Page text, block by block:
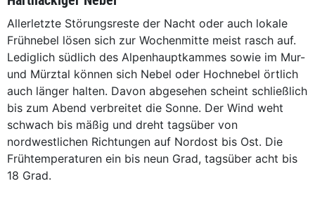
Allerletzte Störungsreste der Nacht oder auch lokale
Frühnebel lösen sich zur Wochenmitte meist rasch auf.
Lediglich südlich des Alpenhauptkammes sowie im Mur-
und Mürztal können sich Nebel oder Hochnebel örtlich
auch länger halten. Davon abgesehen scheint schließlich
bis zum Abend verbreitet die Sonne. Der Wind weht
schwach bis mäßig und dreht tagsüber von
nordwestlichen Richtungen auf Nordost bis Ost. Die
Frühtemperaturen ein bis neun Grad, tagsüber acht bis
18 Grad.